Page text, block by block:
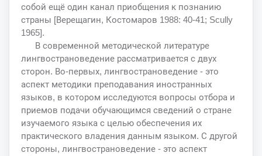
собой ещё один канал приобщения к познанию
страны [Верещагин, Костомаров 1988: 40-41; Scully
1965].
В современной методической литературе
лингвострановедение рассматривается с двух
сторон. Во-первых, лингвострановедение - это
аспект методики преподавания иностранных
языков, в котором исследуются вопросы отбора и
приемов подачи обучающимся сведений о стране
изучаемого языка с целью обеспечения их
практического владения данным языком. С другой
стороны, лингвострановедение - это аспект